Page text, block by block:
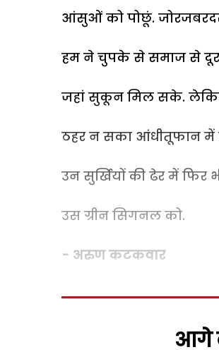
आंसुओं को पोछूं.
हम ने चुपके से समाज से दूर
जहां सुकून मिल सके. लेकिन
ठहर न सका आंधीतूफान में
उन सुर्खियों की ढेर में फिर
उस ग्रीन सिगनल को.
- अरुण कटकवार
आगे